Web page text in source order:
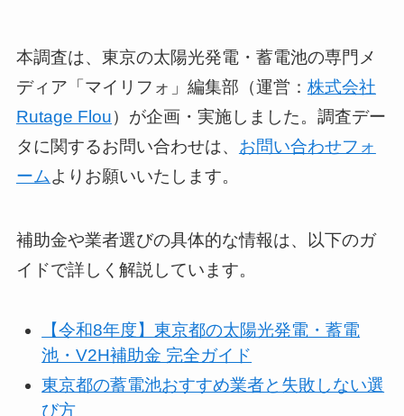
本調査は、東京の太陽光発電・蓄電池の専門メ
ディア「マイリフォ」編集部（運営： 株式会社
Rutage Flou）が企画・実施しました。調査デー
タに関するお問い合わせは、 お問い合わせフォ
ームよりお願いいたします。
補助金や業者選びの具体的な情報は、以下のガ
イドで詳しく解説しています。
【令和8年度】東京都の太陽光発電・蓄電
池・V2H補助金 完全ガイド
東京都の蓄電池おすすめ業者と失敗しない選
び方